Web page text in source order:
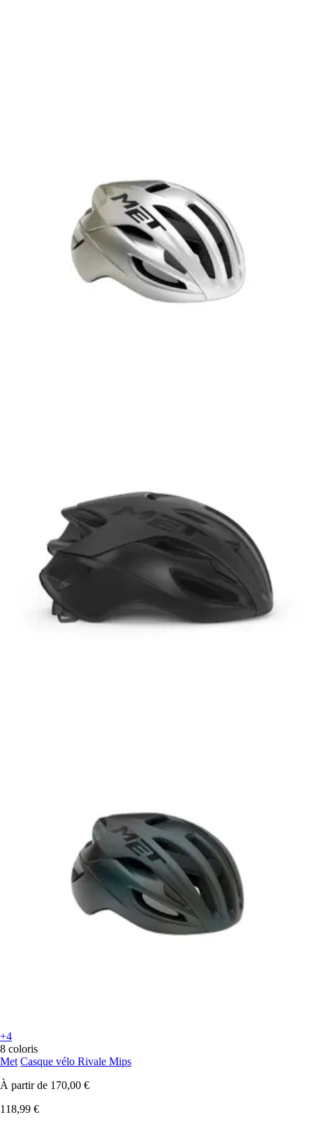
+4
8 coloris
Met Casque vélo Rivale Mips
À partir de 170,00 €
118,99 €